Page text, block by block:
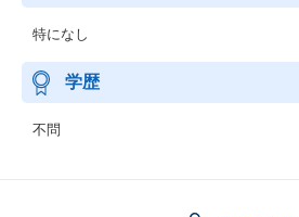
特になし
学歴
不問